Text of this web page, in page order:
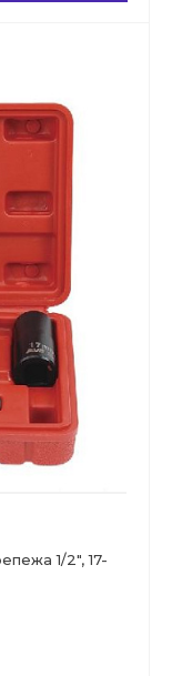
1/2", 17-